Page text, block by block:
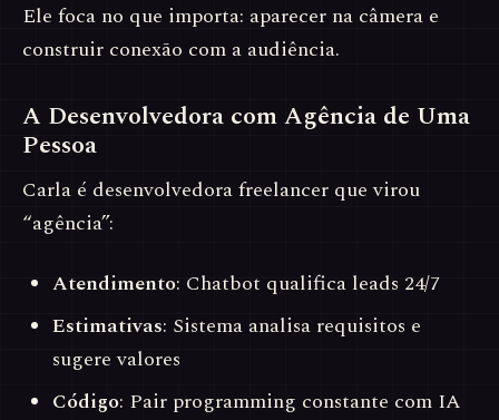
Ele foca no que importa: aparecer na câmera e
construir conexão com a audiência.
A Desenvolvedora com Agência de Uma
Pessoa
Carla é desenvolvedora freelancer que virou
“agência”:
Atendimento: Chatbot qualifica leads 24/7
Estimativas: Sistema analisa requisitos e
sugere valores
Código: Pair programming constante com IA